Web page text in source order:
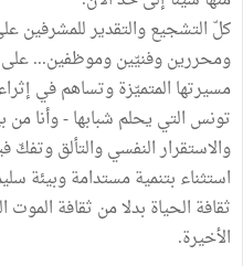
كلّ التشجيع والتقدير للمشرفين
ومحررين وفنيّين وموظفين...
مسيرتها المتميّزة وتساهم في
تونس التي يحلم شبابها - وأنا
والاستقرار النفسي والتألق وتفكّ
استثناء بتنمية مستدامة وبيئة
ثقافة الحياة بدلا من ثقافة
الأخيرة.